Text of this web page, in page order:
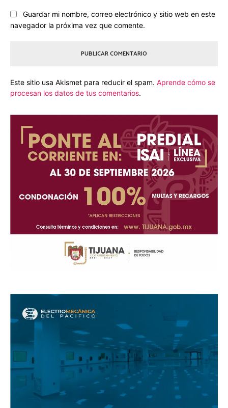
Guardar mi nombre, correo electrónico y sitio web en este
navegador la próxima vez que comente.
Este sitio usa Akismet para reducir el spam. Aprende cómo se
procesan los datos de tus comentarios.